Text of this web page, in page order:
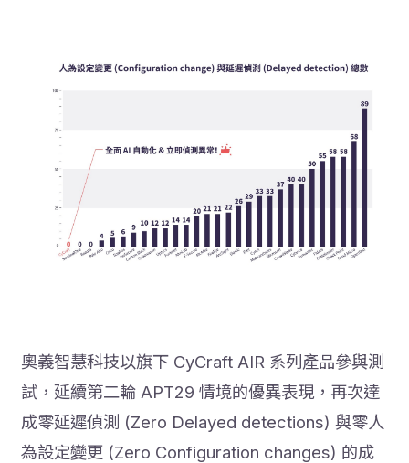
奧義智慧科技以旗下 CyCraft AIR 系列產品參與測
試，延續第二輪 APT29 情境的優異表現，再次達
成零延遲偵測 (Zero Delayed detections) 與零人
為設定變更 (Zero Configuration changes) 的成